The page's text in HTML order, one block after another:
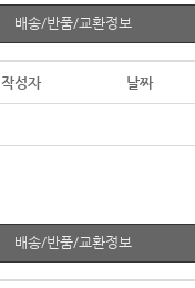
배송/반품/교환정보
작성자 날짜
배송/반품/교환정보